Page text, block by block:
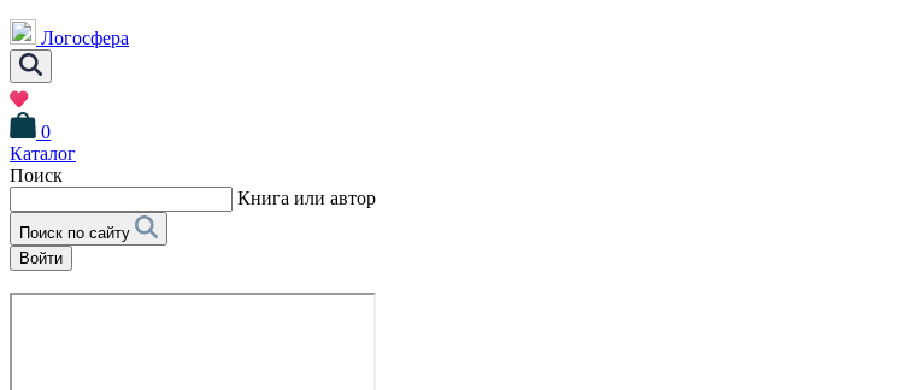
Логосфера
0
Каталог
Поиск
Книга или автор
Поиск по сайту
Войти